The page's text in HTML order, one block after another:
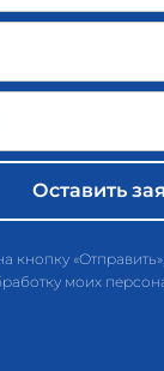
кнопку
моих